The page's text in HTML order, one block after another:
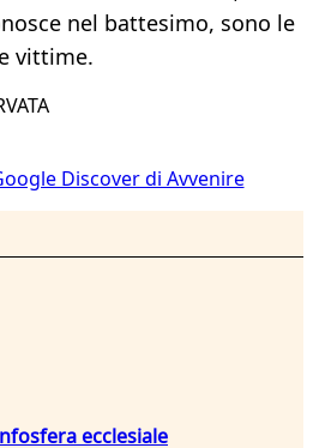
nel battesimo, sono le
vittime.
Discover di Avvenire
ecclesiale